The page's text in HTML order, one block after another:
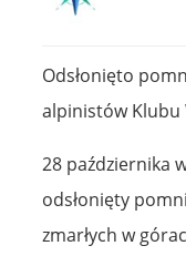
Odsłonięto
alpinistów Klubu
28 października
odsłonięty
zmarłych w